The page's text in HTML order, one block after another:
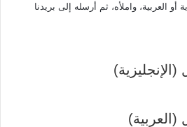
أو العربية، واملأه، ثم أرسله إلى بريدنا
(العربية)